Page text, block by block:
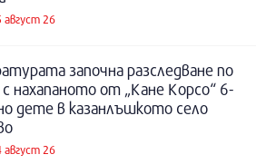
август 26
започна разследване по
с нахапаното от „Кане Корсо“ 6-
дете в казанлъшкото село
август 26